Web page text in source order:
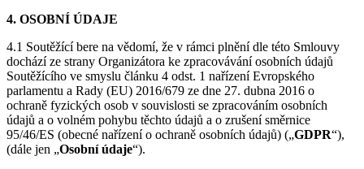
4. OSOBNÍ ÚDAJE
4.1 Soutěžící bere na vědomí, že v rámci plnění dle této Smlouvy
dochází ze strany Organizátora ke zpracovávání osobních údajů
Soutěžícího ve smyslu článku 4 odst. 1 nařízení Evropského
parlamentu a Rady (EU) 2016/679 ze dne 27. dubna 2016 o
ochraně fyzických osob v souvislosti se zpracováním osobních
údajů a o volném pohybu těchto údajů a o zrušení směrnice
95/46/ES (obecné nařízení o ochraně osobních údajů) („GDPR“),
(dále jen „Osobní údaje“).